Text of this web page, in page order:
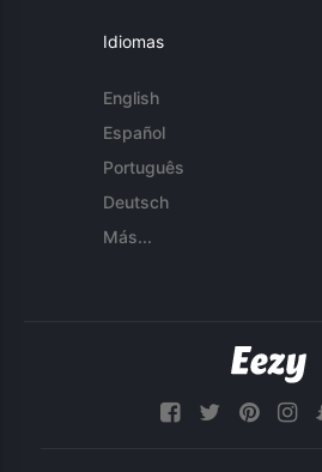
Idiomas
English
Español
Português
Deutsch
Más...